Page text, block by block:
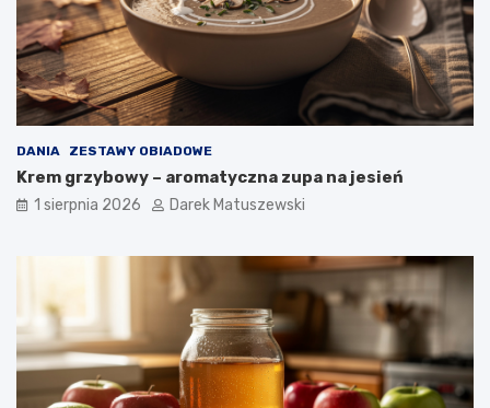
DANIA ZESTAWY OBIADOWE
Krem grzybowy – aromatyczna zupa na jesień
1 sierpnia 2026 Darek Matuszewski